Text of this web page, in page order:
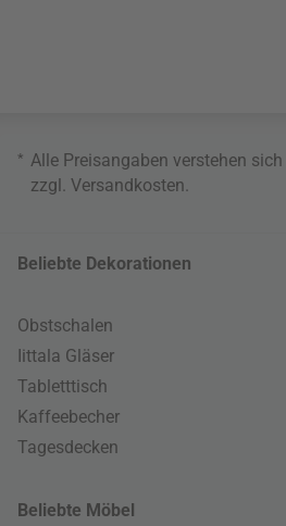
* Alle Preisangaben verstehen
zzgl. Versandkosten
Beliebte Dekorationen
Obstschalen
Iittala Gläser
Tabletttisch
Kaffeebecher
Tagesdecken
Beliebte Möbel